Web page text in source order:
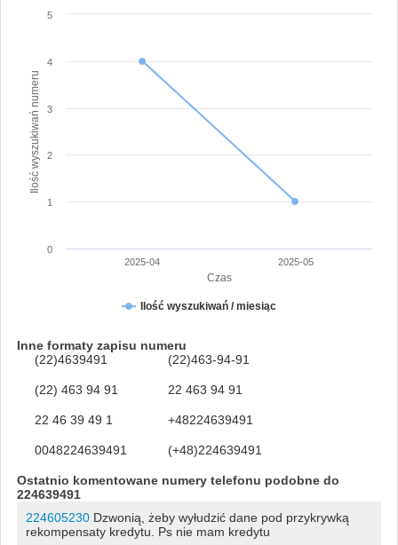
Czas
Ilość wyszukiwań numeru
Ilość wyszukiwań / miesiąc
2025-04 2025-05
0
1
2
3
4
5
Inne formaty zapisu numeru
(22)4639491
(22)463-94-91
(22) 463 94 91 22 463 94 91
22 46 39 49 1 +48224639491
0048224639491 (+48)224639491
Ostatnio komentowane numery telefonu podobne do
224639491
224605230Dzwonią, żeby wyłudzić dane pod przykrywką
rekompensaty kredytu. Ps nie mam kredytu